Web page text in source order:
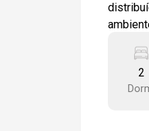
Oeste
Centro.
2